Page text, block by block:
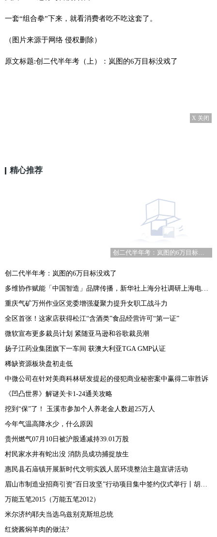
一套“组合拳”下来，就看消费者吃不吃这套了。
（图片来源于网络 侵权删除）
原文标题:创二代半年考（上）：岚图的6万目标没戏了
X 关闭
精心推荐
创二代半年考：岚图的6万目标没戏了
创二代半年考：岚图的6万目标没戏了
多维协作赋能「中国智造」品牌传播，新华社上海分社调研上海电气闵行基地
重庆气矿万州作业区党委增强凝聚力提升女职工战斗力
全区首张！这家店获得松江“含酒类”食品经营许可“第一证”
微软宣布更多裁员计划 紧随亚马逊和谷歌裁员潮
扬子江药业集团旗下一车间 获澳大利亚TGA GMP认证
稀缺资源板块盘初走低
中微公司在针对美商科林研发提起的侵犯商业秘密案中赢得二审胜诉
《凹凸世界》解谜关卡1-24通关攻略
挖到“保”了！ 玉溪市参加个人养老金人数超25万人
今年气温高降水少，什么原因
贵州燃气07月10日被沪股通减持39.01万股
村民家水井有蛇出没 消防员成功捕捉放生
惠民县石庙镇开展新时代文明实践人居环境整治主题宣讲活动
眉山市制造业招商引资“百日攻坚”行动项目集中签约仪式举行丨胡元坤刘舒琪陆建平邓智林致辞 黄河主持
万能五笔2015（万能五笔2012）
米尔济约耶夫当选乌兹别克斯坦总统
红烧酱焖羊肉的做法?